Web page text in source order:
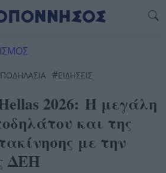
ΠΟΔΗΛΑΣΊΑ #ΕΙΔΗΣΕΙΣ
2026: Η μεγάλη
και της
με την
ΔΕΗ